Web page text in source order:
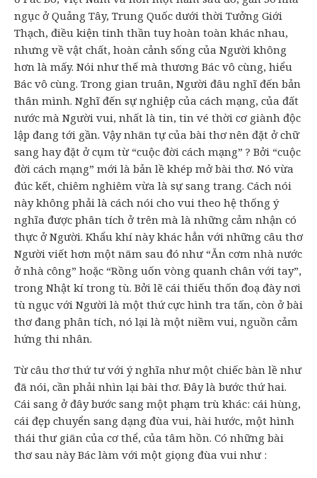
ngục ở Quảng Tây, Trung Quốc dưới thời Tưởng Giới
Thạch, điều kiện tinh thần tuy hoàn toàn khác nhau,
nhưng về vật chất, hoàn cảnh sống của Người không
hơn là mấy. Nói như thế mà thương Bác vô cùng, hiểu
Bác vô cùng. Trong gian truân, Người đâu nghĩ đến bản
thân mình. Nghĩ đến sự nghiệp của cách mạng, của đất
nước mà Người vui, nhất là tin, tin vé thời cơ giành độc
lập đang tới gần. Vậy nhãn tự của bài thơ nên đặt ở chữ
sang hay đặt ở cụm từ “cuộc đời cách mạng” ? Bởi “cuộc
đời cách mạng” mới là bản lề khép mở bài thơ. Nó vừa
đúc kết, chiêm nghiêm vừa là sự sang trang. Cách nói
này không phải là cách nói cho vui theo hệ thống ý
nghĩa được phân tích ở trên mà là những cảm nhận có
thực ở Người. Khẩu khí này khác hẳn với những câu thơ
Người viết hơn một nãm sau đó như “Ăn cơm nhà nước
ở nhà công” hoặc “Rồng uốn vòng quanh chân với tay”,
trong Nhật kí trong tù. Bởi lẽ cái thiếu thốn đoạ đày nơi
tù ngục với Người là một thứ cực hình tra tấn, còn ở bài
thơ đang phân tích, nó lại là một niềm vui, nguồn cảm
hứng thi nhân.
Từ câu thơ thứ tư với ý nghĩa như một chiếc bàn lề như
đã nói, cần phải nhìn lại bài thơ. Đây là bước thứ hai.
Cái sang ở đây bước sang một phạm trù khác: cái hùng,
cái đẹp chuyển sang dạng đùa vui, hài hước, một hình
thái thư giãn của cơ thể, của tâm hồn. Có những bài
thơ sau này Bác làm với một giọng đùa vui như :